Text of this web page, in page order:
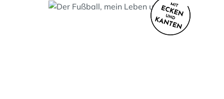
Bildergalerie überspringen